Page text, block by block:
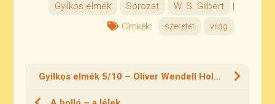
Gyilkos elmék
Sorozat W. S. Gilbert |
Címkék: szeretet világ
Gyilkos elmék 5/10 – Oliver Wendell Holmes az otthonról